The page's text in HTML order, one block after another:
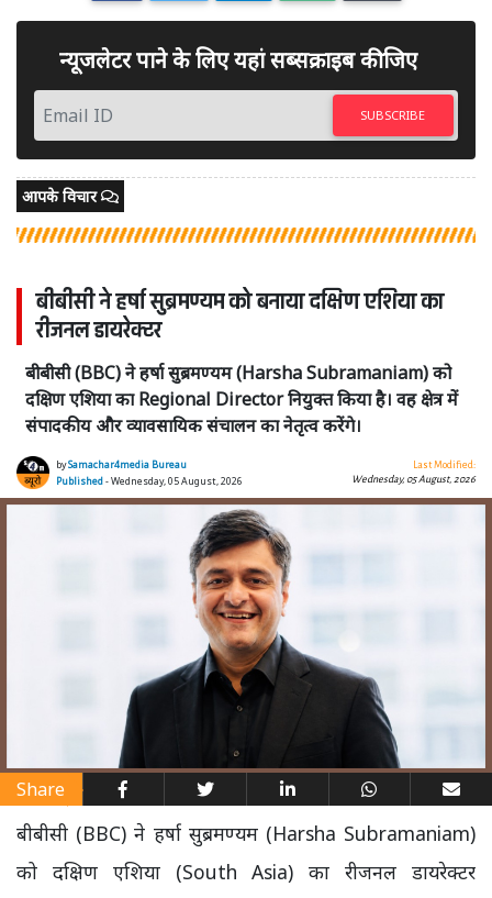
न्यूजलेटर पाने के लिए यहां सब्सक्राइब कीजिए
SUBSCRIBE
आपके विचार
बीबीसी ने हर्षा सुब्रमण्यम को बनाया दक्षिण एशिया का
रीजनल डायरेक्टर
बीबीसी (BBC) ने हर्षा सुब्रमण्यम (Harsha Subramaniam) को
दक्षिण एशिया का Regional Director नियुक्त किया है। वह क्षेत्र में
संपादकीय और व्यावसायिक संचालन का नेतृत्व करेंगे।
bySamachar4media Bureau
Published- Wednesday, 05 August, 2026
Last Modified:
Wednesday, 05 August, 2026
Share
बीबीसी (BBC) ने हर्षा सुब्रमण्यम (Harsha Subramaniam)
को दक्षिण एशिया (South Asia) का रीजनल डायरेक्टर